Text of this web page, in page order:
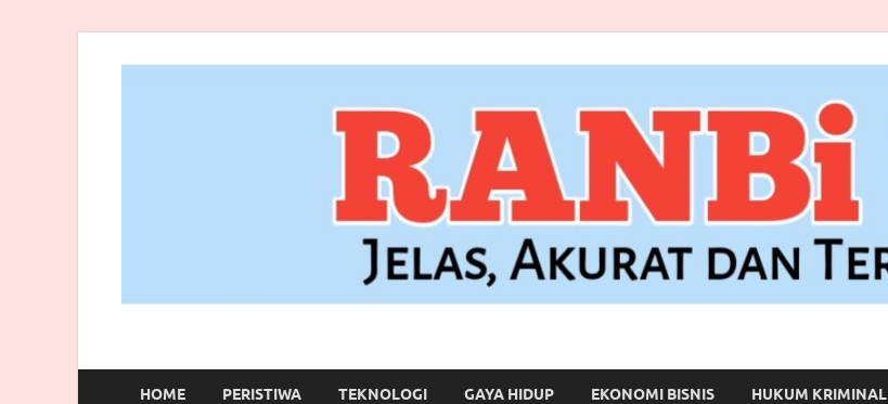
RANBITV.COM
HOME PERISTIWA TEKNOLOGI GAYA HIDUP EKONOMI BISNIS HUKUM KRIMINAL